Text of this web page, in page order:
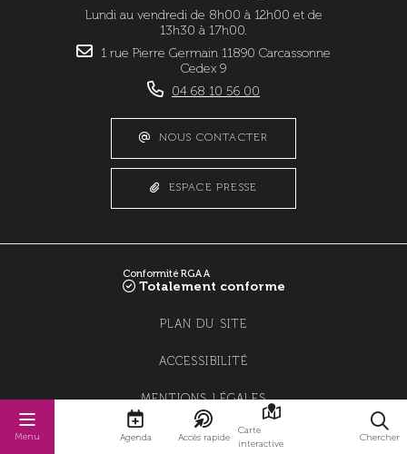
Menu Agenda Accès rapide
Carte
interactive
Chercher
Lundi au vendredi de 8h00 à 12h00 et de
13h30 à 17h00.
1 rue Pierre Germain 11890 Carcassonne
Cedex 9
04 68 10 56 00
NOUS CONTACTER
ESPACE PRESSE
Conformité RGAA
Totalement conforme
PLAN DU SITE
ACCESSIBILITÉ
MENTIONS LÉGALES
POLITIQUE DE CONFIDENTIALITÉ